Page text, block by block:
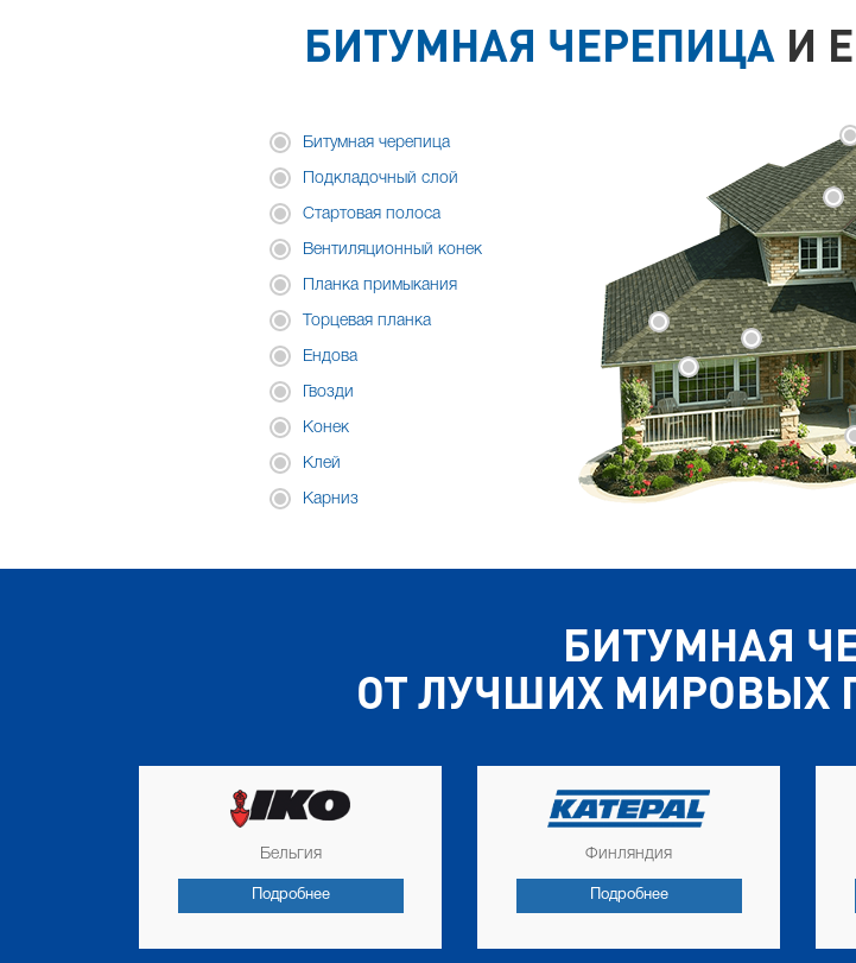
БИТУМНАЯ ЧЕРЕПИЦА И
Битумная черепица
Подкладочный слой
Стартовая полоса
Вентиляционный конек
Планка примыкания
Торцевая планка
Ендова
Гвозди
Конек
Клей
Карниз
БИТУМНАЯ
ОТ ЛУЧШИХ МИРОВЫХ
Бельгия
Подробнее
Финляндия
Подробнее